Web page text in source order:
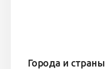
Города и страны